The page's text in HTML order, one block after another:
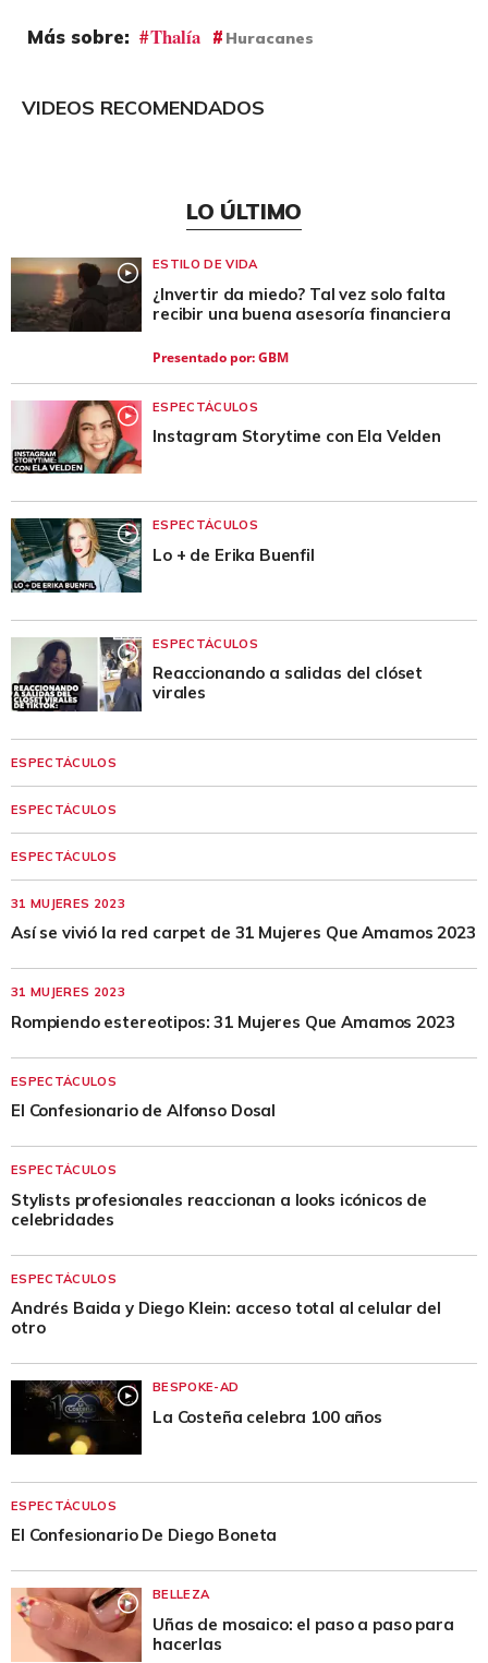
Thalía Huracanes
VIDEOS RECOMENDADOS
LO ÚLTIMO
ESTILO DE VIDA
¿Invertir da miedo? Tal vez solo falta
recibir una buena asesoría financiera
Presentado por:GBM
ESPECTÁCULOS
Instagram Storytime con Ela Velden
ESPECTÁCULOS
Lo + de Erika Buenfil
ESPECTÁCULOS
Reaccionando a salidas del clóset
virales
ESPECTÁCULOS
ESPECTÁCULOS
ESPECTÁCULOS
31 MUJERES 2023
Así se vivió la red carpet de 31 Mujeres Que Amamos 2023
31 MUJERES 2023
Rompiendo estereotipos: 31 Mujeres Que Amamos 2023
ESPECTÁCULOS
El Confesionario de Alfonso Dosal
ESPECTÁCULOS
Stylists profesionales reaccionan a looks icónicos de
celebridades
ESPECTÁCULOS
Andrés Baida y Diego Klein: acceso total al celular del
otro
BESPOKE-AD
La Costeña celebra 100 años
ESPECTÁCULOS
El Confesionario De Diego Boneta
BELLEZA
Uñas de mosaico: el paso a paso para
hacerlas